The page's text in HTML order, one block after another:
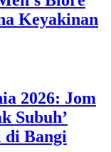
Keyakinan
2026: Jom
Subuh’
di Bangi